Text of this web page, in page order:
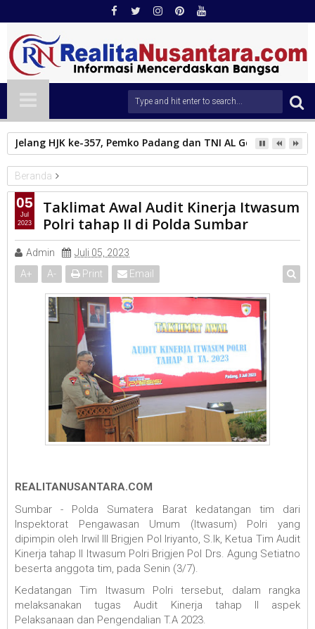
Jelang HJK ke-357, Pemko Padang dan TNI AL Gelar Bakti
Beranda
Polda sumbar
Taklimat Awal Audit Kinerja Itwasum Polri tahap II di Polda
Sumbar
Taklimat Awal Audit Kinerja Itwasum
Polri tahap II di Polda Sumbar
Admin
Juli 05, 2023
A+ A- Print Email
REALITANUSANTARA.COM
Sumbar - Polda Sumatera Barat kedatangan tim dari
Inspektorat Pengawasan Umum (Itwasum) Polri yang
dipimpin oleh Irwil III Brigjen Pol Iriyanto, S.Ik, Ketua Tim Audit
Kinerja tahap II Itwasum Polri Brigjen Pol Drs. Agung Setiatno
beserta anggota tim, pada Senin (3/7).
Kedatangan Tim Itwasum Polri tersebut, dalam rangka
melaksanakan tugas Audit Kinerja tahap II aspek
Pelaksanaan dan Pengendalian T.A 2023.
05
Jul
2023